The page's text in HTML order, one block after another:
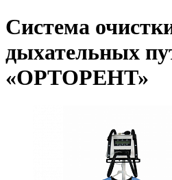
Система
дыхательных
«ОРТОРЕНТ»